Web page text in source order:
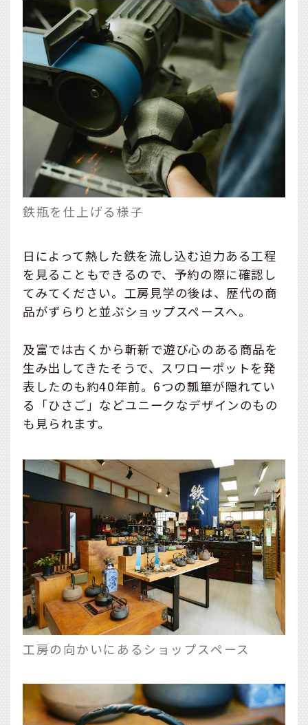
鉄瓶を仕上げる様子
日によって熱した鉄を流し込む迫力ある工程
を見ることもできるので、予約の際に確認し
てみてください。工房見学の後は、歴代の商
品がずらりと並ぶショップスペースへ。
及富では古くから斬新で遊び心のある商品を
生み出してきたそうで、スワローポットを発
表したのも約40年前。6つの瓢箪が隠れてい
る「ひさご」などユニークなデザインのもの
も見られます。
工房の向かいにあるショップスペース